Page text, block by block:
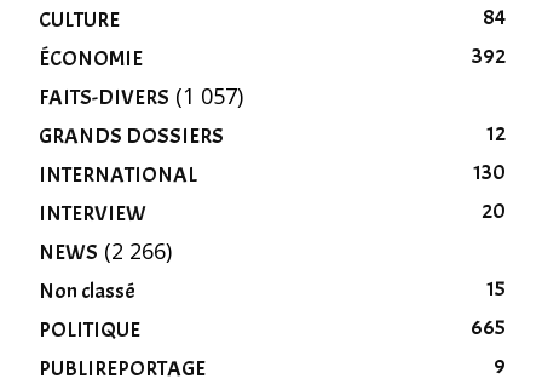
CULTURE
84
ÉCONOMIE
392
FAITS-DIVERS (1 057)
GRANDS DOSSIERS
12
INTERNATIONAL
130
INTERVIEW
20
NEWS (2 266)
Non classé
15
POLITIQUE
665
PUBLIREPORTAGE
9